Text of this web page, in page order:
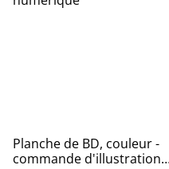
Planche de BD, couleur -
commande d'illustration